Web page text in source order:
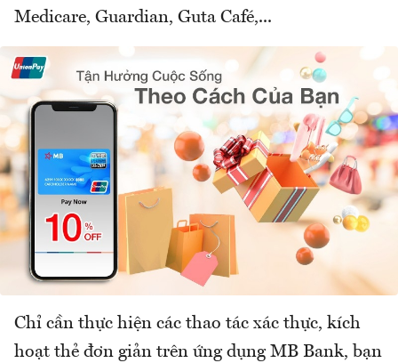
Medicare, Guardian, Guta Café,...
Chỉ cần thực hiện các thao tác xác thực, kích
hoạt thẻ đơn giản trên ứng dụng MB Bank, bạn